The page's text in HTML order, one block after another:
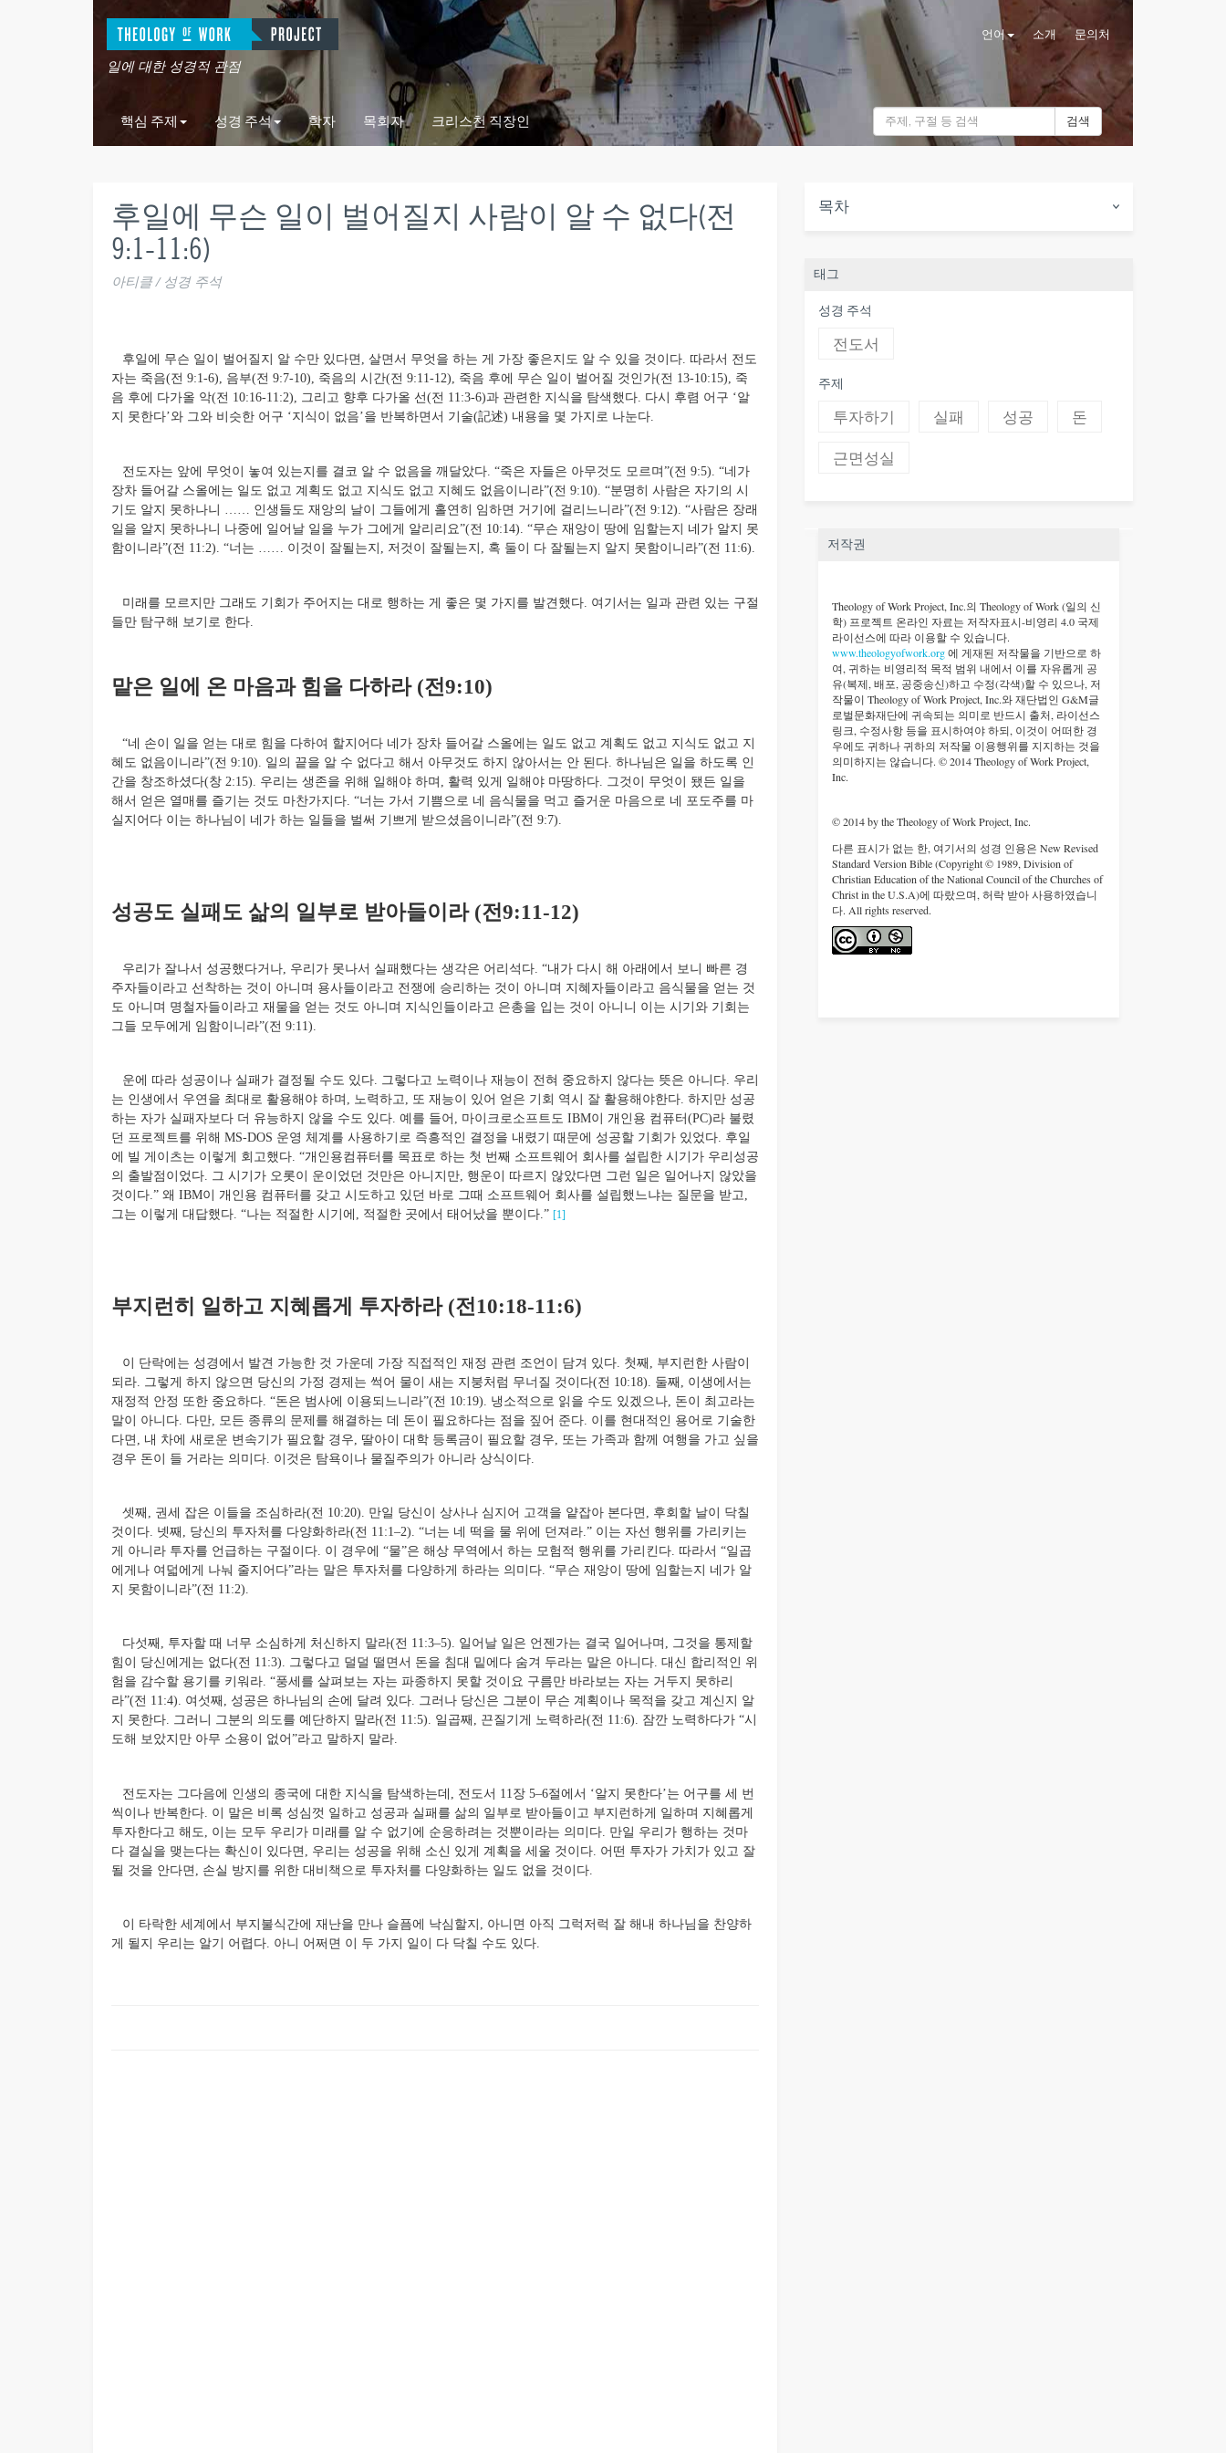
언어 소개 문의처
일에 대한 성경적 관점
검색
핵심 주제 성경 주석 학자 목회자 크리스천 직장인
목차
태그
성경 주석
전도서
주제
투자하기 실패 성공 돈
근면성실
저작권
Theology of Work Project, Inc.의 Theology of Work (일의 신
학) 프로젝트 온라인 자료는 저작자표시-비영리 4.0 국제
라이선스에 따라 이용할 수 있습니다.
www.theologyofwork.org에 게재된 저작물을 기반으로 하
여, 귀하는 비영리적 목적 범위 내에서 이를 자유롭게 공
유(복제, 배포, 공중송신)하고 수정(각색)할 수 있으나, 저
작물이 Theology of Work Project, Inc.와 재단법인 G&M글
로벌문화재단에 귀속되는 의미로 반드시 출처, 라이선스
링크, 수정사항 등을 표시하여야 하되, 이것이 어떠한 경
우에도 귀하나 귀하의 저작물 이용행위를 지지하는 것을
의미하지는 않습니다. © 2014 Theology of Work Project,
Inc.
© 2014 by the Theology of Work Project, Inc.
다른 표시가 없는 한, 여기서의 성경 인용은 New Revised
Standard Version Bible (Copyright © 1989, Division of
Christian Education of the National Council of the Churches of
Christ in the U.S.A)에 따랐으며, 허락 받아 사용하였습니
다. All rights reserved.
후일에 무슨 일이 벌어질지 사람이 알 수 없다(전
9:1-11:6)
아티클 / 성경 주석
후일에 무슨 일이 벌어질지 알 수만 있다면, 살면서 무엇을 하는 게 가장 좋은지도 알 수 있을 것이다. 따라서 전도
자는 죽음(전 9:1-6), 음부(전 9:7-10), 죽음의 시간(전 9:11-12), 죽음 후에 무슨 일이 벌어질 것인가(전 13-10:15), 죽
음 후에 다가올 악(전 10:16-11:2), 그리고 향후 다가올 선(전 11:3-6)과 관련한 지식을 탐색했다. 다시 후렴 어구 ‘알
지 못한다’와 그와 비슷한 어구 ‘지식이 없음’을 반복하면서 기술(記述) 내용을 몇 가지로 나눈다.
전도자는 앞에 무엇이 놓여 있는지를 결코 알 수 없음을 깨달았다. “죽은 자들은 아무것도 모르며”(전 9:5). “네가
장차 들어갈 스올에는 일도 없고 계획도 없고 지식도 없고 지혜도 없음이니라”(전 9:10). “분명히 사람은 자기의 시
기도 알지 못하나니 …… 인생들도 재앙의 날이 그들에게 홀연히 임하면 거기에 걸리느니라”(전 9:12). “사람은 장래
일을 알지 못하나니 나중에 일어날 일을 누가 그에게 알리리요”(전 10:14). “무슨 재앙이 땅에 임할는지 네가 알지 못
함이니라”(전 11:2). “너는 …… 이것이 잘될는지, 저것이 잘될는지, 혹 둘이 다 잘될는지 알지 못함이니라”(전 11:6).
미래를 모르지만 그래도 기회가 주어지는 대로 행하는 게 좋은 몇 가지를 발견했다. 여기서는 일과 관련 있는 구절
들만 탐구해 보기로 한다.
맡은 일에 온 마음과 힘을 다하라 (전9:10)
“네 손이 일을 얻는 대로 힘을 다하여 할지어다 네가 장차 들어갈 스올에는 일도 없고 계획도 없고 지식도 없고 지
혜도 없음이니라”(전 9:10). 일의 끝을 알 수 없다고 해서 아무것도 하지 않아서는 안 된다. 하나님은 일을 하도록 인
간을 창조하셨다(창 2:15). 우리는 생존을 위해 일해야 하며, 활력 있게 일해야 마땅하다. 그것이 무엇이 됐든 일을
해서 얻은 열매를 즐기는 것도 마찬가지다. “너는 가서 기쁨으로 네 음식물을 먹고 즐거운 마음으로 네 포도주를 마
실지어다 이는 하나님이 네가 하는 일들을 벌써 기쁘게 받으셨음이니라”(전 9:7).
성공도 실패도 삶의 일부로 받아들이라 (전9:11-12)
우리가 잘나서 성공했다거나, 우리가 못나서 실패했다는 생각은 어리석다. “내가 다시 해 아래에서 보니 빠른 경
주자들이라고 선착하는 것이 아니며 용사들이라고 전쟁에 승리하는 것이 아니며 지혜자들이라고 음식물을 얻는 것
도 아니며 명철자들이라고 재물을 얻는 것도 아니며 지식인들이라고 은총을 입는 것이 아니니 이는 시기와 기회는
그들 모두에 게 임함이니라”(전 9:11).
운에 따라 성공이나 실패가 결정될 수도 있다. 그렇다고 노력이나 재능이 전혀 중요하지 않다는 뜻은 아니다. 우리
는 인생에서 우연을 최대로 활용해야 하며, 노력하고, 또 재능이 있어 얻은 기회 역시 잘 활용해야한다. 하지만 성공
하는 자가 실패자보다 더 유능하지 않을 수도 있다. 예를 들어, 마이크로소프트도 IBM이 개인용 컴퓨터(PC)라 불렸
던 프로젝트를 위해 MS-DOS 운영 체계를 사용하기로 즉흥적인 결정을 내렸기 때문에 성공할 기회가 있었다. 후일
에 빌 게이츠는 이렇게 회고했다. “개인용컴퓨터를 목표로 하는 첫 번째 소프트웨어 회사를 설립한 시기가 우리성공
의 출발점이었다. 그 시기가 오롯이 운이었던 것만은 아니지만, 행운이 따르지 않았다면 그런 일은 일어나지 않았을
것이다.” 왜 IBM이 개인용 컴퓨터를 갖고 시도하고 있던 바로 그때 소프트웨어 회사를 설립했느냐는 질문을 받고,
그는 이렇게 대답했다. “나는 적절한 시기에, 적절 한 곳에서 태어났을 뿐이다.” [1]
부지런히 일하고 지혜롭게 투자하라 (전10:18-11:6)
이 단락에는 성경에서 발견 가능한 것 가운데 가장 직접적인 재정 관련 조언이 담겨 있다. 첫째, 부지런한 사람이
되라. 그렇게 하지 않으면 당신의 가정 경제는 썩어 물이 새는 지붕처럼 무너질 것이다(전 10:18). 둘째, 이생에서는
재정적 안정 또한 중요하다. “돈은 범사에 이용되느니라”(전 10:19). 냉소적으로 읽을 수도 있겠으나, 돈이 최고라는
말이 아니다. 다만, 모든 종류의 문제를 해결하는 데 돈이 필요하다는 점을 짚어 준다. 이를 현대적인 용어로 기술한
다면, 내 차에 새로운 변속기가 필요할 경우, 딸아이 대학 등록금이 필요할 경우, 또는 가족과 함께 여행을 가고 싶을
경우 돈이 들 거라는 의미다. 이것은 탐욕이나 물질주의가 아니라 상식이다.
셋째, 권세 잡은 이들을 조심하라(전 10:20). 만일 당신이 상사나 심지어 고객을 얕잡아 본다면, 후회할 날이 닥칠
것이다. 넷째, 당신의 투자처를 다양화하라(전 11:1–2). “너는 네 떡을 물 위에 던져라.” 이는 자선 행위를 가리키는
게 아니라 투자를 언급하는 구절이다. 이 경우에 “물”은 해상 무역에서 하는 모험적 행위를 가리킨다. 따라서 “일곱
에게나 여덟에게 나눠 줄지어다”라는 말은 투자처를 다양하게 하라는 의미다. “무슨 재앙이 땅에 임할는지 네가 알
지 못함이니라”(전 11:2).
다섯째, 투자할 때 너무 소심하게 처신하지 말라(전 11:3–5). 일어날 일은 언젠가는 결국 일어나며, 그것을 통제할
힘이 당신에게는 없다(전 11:3). 그렇다고 덜덜 떨면서 돈을 침대 밑에다 숨겨 두라는 말은 아니다. 대신 합리적인 위
험을 감수할 용기를 키워라. “풍세를 살펴보는 자는 파종하지 못할 것이요 구름만 바라보는 자는 거두지 못하리
라”(전 11:4). 여섯째, 성공은 하나님의 손에 달려 있다. 그러나 당신은 그분이 무슨 계획이나 목적을 갖고 계신지 알
지 못한다. 그러니 그분의 의도를 예단하지 말라(전 11:5). 일곱째, 끈질기게 노력하라(전 11:6). 잠깐 노력하다가 “시
도해 보았지만 아무 소용이 없어”라고 말하지 말라.
전도자는 그다음에 인생의 종국에 대한 지식을 탐색하는데, 전도서 11장 5–6절에서 ‘알지 못한다’는 어구를 세 번
씩이나 반복한다. 이 말은 비록 성심껏 일하고 성공과 실패를 삶의 일부로 받아들이고 부지런하게 일하며 지혜롭게
투자한다고 해도, 이는 모두 우리가 미래를 알 수 없기에 순응하려는 것뿐이라는 의미다. 만일 우리가 행하는 것마
다 결실을 맺는다는 확신이 있다면, 우리는 성공을 위해 소신 있게 계획을 세울 것이다. 어떤 투자가 가치가 있고 잘
될 것을 안다면, 손실 방지를 위한 대비책으로 투자처를 다양화하는 일도 없을 것이다.
이 타락한 세계에서 부지불식간에 재난을 만나 슬픔에 낙심할지, 아니면 아직 그럭저럭 잘 해내 하나님을 찬양하
게 될지 우리는 알기 어렵다. 아니 어쩌면 이 두 가지 일이 다 닥칠 수도 있다.